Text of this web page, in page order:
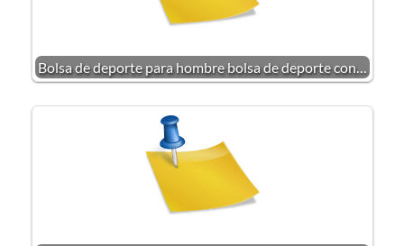
Bolsa de deporte para hombre bolsa de deporte con…